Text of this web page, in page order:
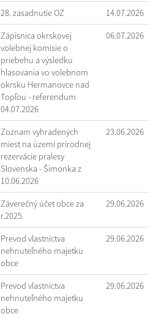
28. zasadnutie OZ 14.07.2026
Zápisnica okrskovej
volebnej komisie o
priebehu a výsledku
hlasovania vo volebnom
okrsku Hermanovce nad
Topľou - referendum
04.07.2026
06.07.2026
Zoznam vyhradených
miest na území prírodnej
rezervácie pralesy
Slovenska - Šimonka z
10.06.2026
23.06.2026
Záverečný účet obce za
r.2025
29.06.2026
Prevod vlastníctva
nehnuteľného majetku
obce
29.06.2026
Prevod vlastníctva
nehnuteľného majetku
obce
29.06.2026